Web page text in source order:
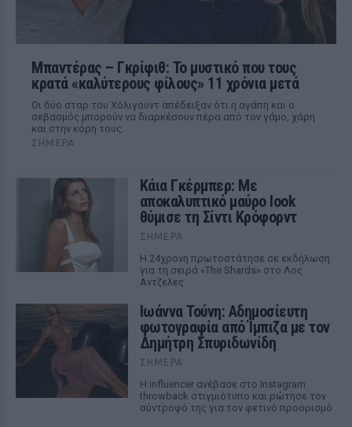
Μπαντέρας – Γκρίφιθ: Το μυστικό που τους
κρατά «καλύτερους φίλους» 11 χρόνια μετά
Οι δύο σταρ του Χόλιγουντ απέδειξαν ότι η αγάπη και ο
σεβασμός μπορούν να διαρκέσουν πέρα από τον γάμο, χάρη
και στην κόρη τους.
ΣΉΜΕΡΑ
Κάια Γκέρμπερ: Με
αποκαλυπτικό μαύρο look
θύμισε τη Σίντι Κρόφορντ
ΣΉΜΕΡΑ
Η 24χρονη πρωτοστάτησε σε εκδήλωση
για τη σειρά «The Shards» στο Λος
Αντζελες
Ιωάννα Τούνη: Αδημοσίευτη
φωτογραφία από Ίμπιζα με τον
Δημήτρη Σπυριδωνίδη
ΣΉΜΕΡΑ
Η influencer ανέβασε στο Instagram
throwback στιγμιότυπο και ρώτησε τον
σύντροφό της για τον φετινό προορισμό